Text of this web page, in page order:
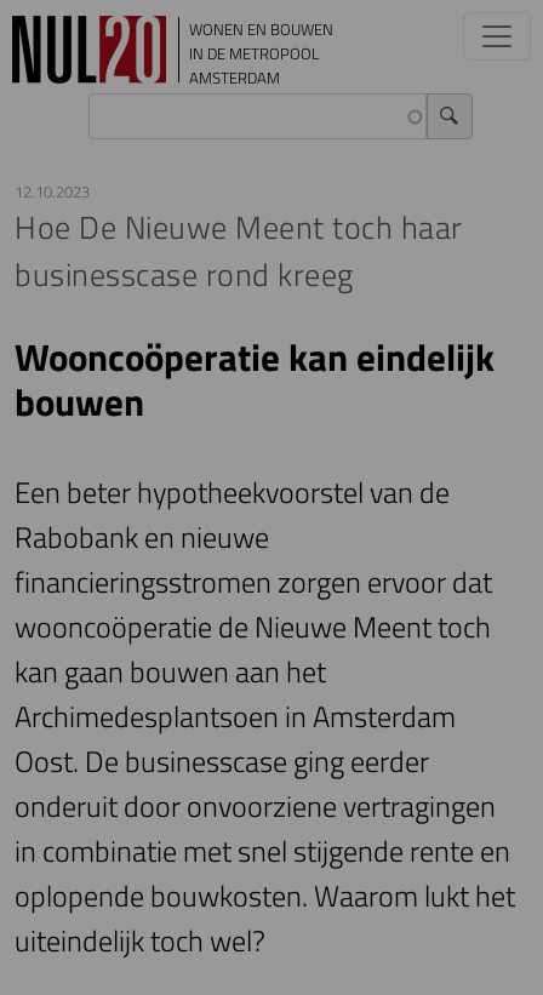
Overslaan en naar de inhoud gaan
WONEN EN BOUWEN
IN DE METROPOOL
AMSTERDAM
12.10.2023
Hoe De Nieuwe Meent toch haar
businesscase rond kreeg
Wooncoöperatie kan eindelijk
bouwen
Een beter hypotheekvoorstel van de
Rabobank en nieuwe
financieringsstromen zorgen ervoor dat
wooncoöperatie de Nieuwe Meent toch
kan gaan bouwen aan het
Archimedesplantsoen in Amsterdam
Oost. De businesscase ging eerder
onderuit door onvoorziene vertragingen
in combinatie met snel stijgende rente en
oplopende bouwkosten. Waarom lukt het
uiteindelijk toch wel?